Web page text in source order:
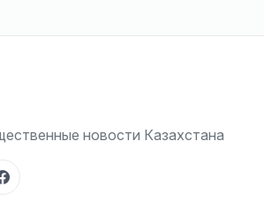
новости Казахстана